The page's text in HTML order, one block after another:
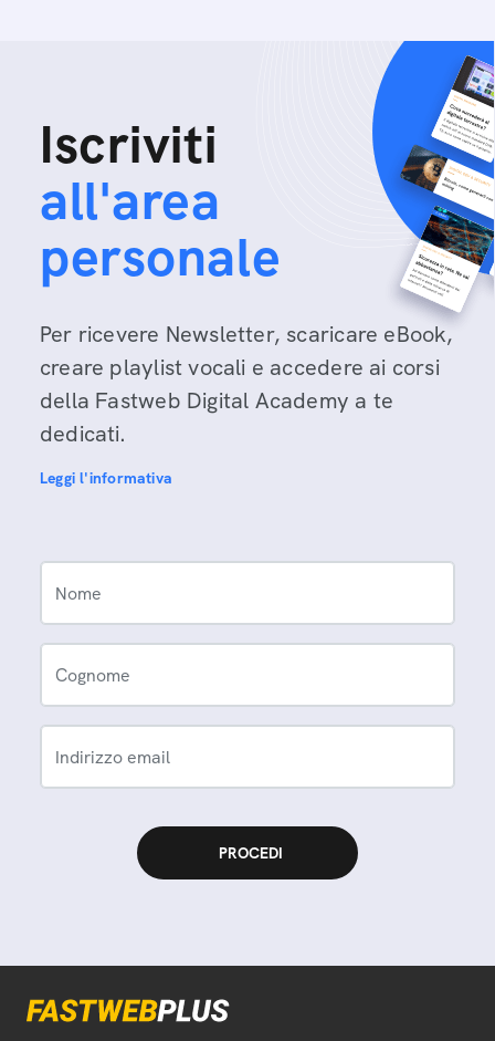
Iscriviti
all'area
personale
Per ricevere Newsletter, scaricare eBook,
creare playlist vocali e accedere ai corsi
della Fastweb Digital Academy a te
dedicati.
Leggi l'informativa
Nome
Cognome
Indirizzo email